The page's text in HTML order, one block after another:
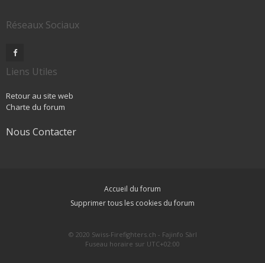
Réseaux Sociaux
Liens Utiles
Retour au site web
Charte du forum
Nous Contacter
Accueil du forum
Supprimer tous les cookies du forum
© 2020 Swiss-Firefighters.ch - Fajinfo Sàrl
Fuseau horaire sur UTC+02:00